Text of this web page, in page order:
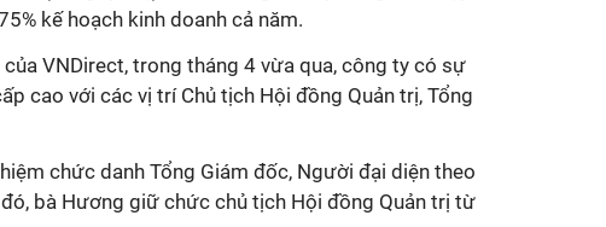
kế hoạch kinh doanh cả năm.
VNDirect, trong tháng 4 vừa qua, công ty có sự
cao với các vị trí Chủ tịch Hội đồng Quản trị, Tổng
chức danh Tổng Giám đốc, Người đại diện theo
bà Hương giữ chức chủ tịch Hội đồng Quản trị từ